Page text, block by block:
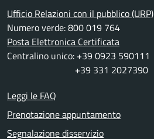
Ufficio Relazioni con il pubblico (URP)
Numero verde: 800 019 764
Posta Elettronica Certificata
Centralino unico: +39 0923 590111
+39 331 2027390
Leggi le FAQ
Prenotazione appuntamento
Segnalazione disservizio